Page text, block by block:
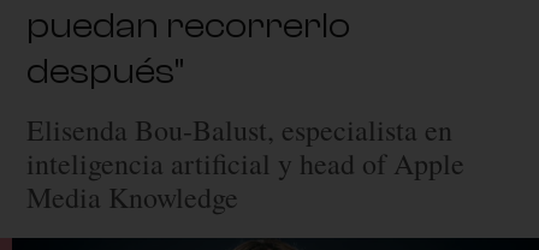
puedan recorrerlo
después"
Elisenda Bou-Balust, especialista en
inteligencia artificial y head of Apple
Media Knowledge